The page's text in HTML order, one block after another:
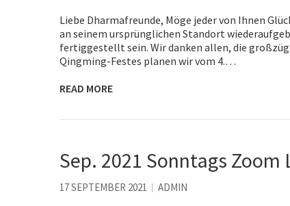
Liebe Dharmafreunde, Möge jeder von Ihnen
an seinem ursprünglichen Standort
fertiggestellt sein. Wir danken allen, die
Qingming-Festes planen wir vom 4.…
READ MORE
Sep. 2021 Sonntags Zoom
17 SEPTEMBER 2021 ADMIN